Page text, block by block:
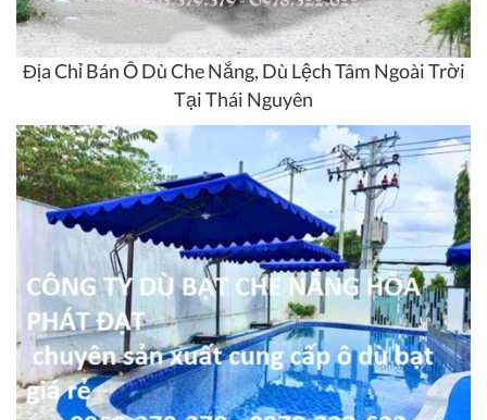
Địa Chỉ Bán Ô Dù Che Nắng, Dù Lệch Tâm Ngoài Trời
Tại Thái Nguyên